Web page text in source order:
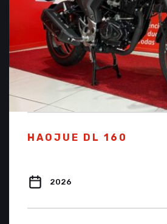
HAOJUE DL 160
2026